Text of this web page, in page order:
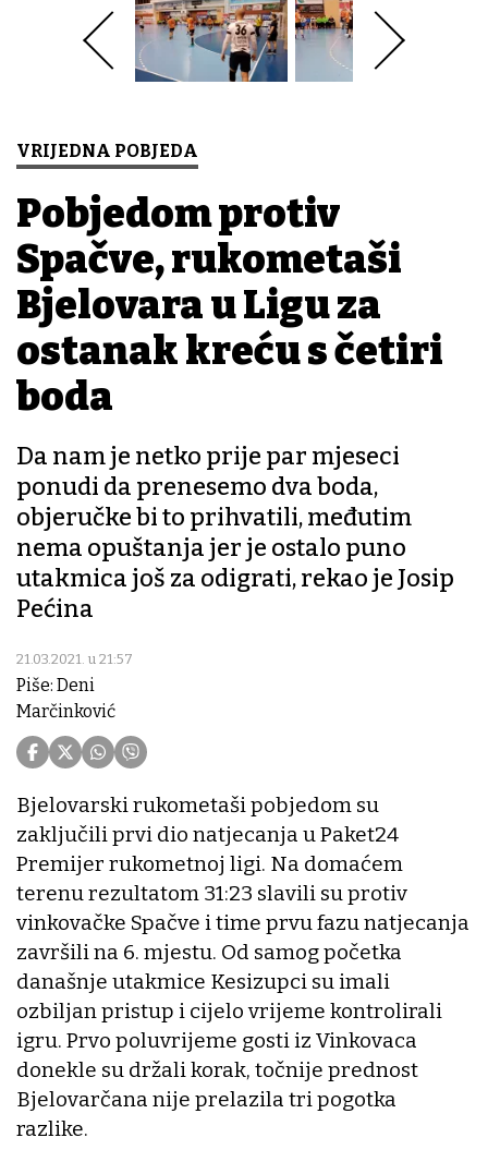
VRIJEDNA POBJEDA
Pobjedom protiv
Spačve, rukometaši
Bjelovara u Ligu za
ostanak kreću s četiri
boda
Da nam je netko prije par mjeseci
ponudi da prenesemo dva boda,
objeručke bi to prihvatili, međutim
nema opuštanja jer je ostalo puno
utakmica još za odigrati, rekao je Josip
Pećina
21.03.2021. u 21:57
Piše: Deni
Marčinković
Bjelovarski rukometaši pobjedom su
zaključili prvi dio natjecanja u Paket24
Premijer rukometnoj ligi. Na domaćem
terenu rezultatom 31:23 slavili su protiv
vinkovačke Spačve i time prvu fazu natjecanja
završili na 6. mjestu. Od samog početka
današnje utakmice Kesizupci su imali
ozbiljan pristup i cijelo vrijeme kontrolirali
igru. Prvo poluvrijeme gosti iz Vinkovaca
donekle su držali korak, točnije prednost
Bjelovarčana nije prelazila tri pogotka
razlike.